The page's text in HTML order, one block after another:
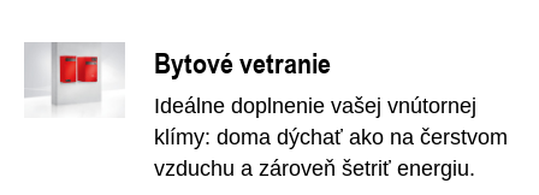
Bytové vetranie
Ideálne doplnenie vašej vnútornej
klímy: doma dýchať ako na čerstvom
vzduchu a zároveň šetriť energiu.